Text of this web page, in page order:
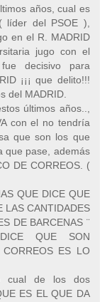
años, cual es
líder del PSOE ),
en el R. MADRID
jugo con el
decisivo para
¡¡¡ que delito!!!
del MADRID.
últimos años..,
con el no tendría
que son los que
que pase, además
DE CORREOS. (
QUE DICE QUE
LAS CANTIDADES
DE BARCENAS ¨
QUE SON
ES LO
cual de los dos
ES EL QUE DA